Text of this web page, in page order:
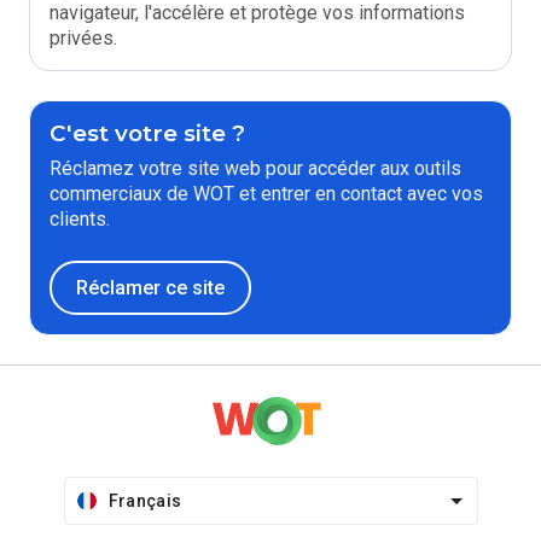
navigateur, l'accélère et protège vos informations
privées.
C'est votre site ?
Réclamez votre site web pour accéder aux outils
commerciaux de WOT et entrer en contact avec vos
clients.
Réclamer ce site
Français